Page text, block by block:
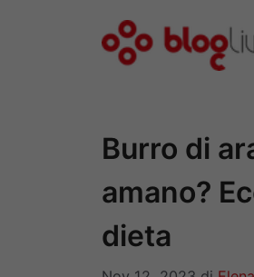
Burro di
amano?
dieta